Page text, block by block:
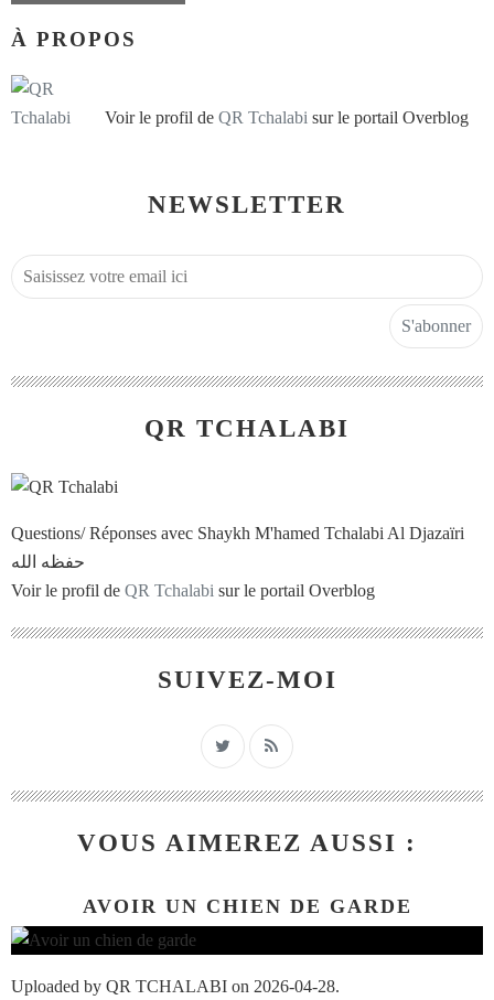
À PROPOS
Voir le profil de QR Tchalabi sur le portail Overblog
NEWSLETTER
QR TCHALABI
Questions/ Réponses avec Shaykh M'hamed Tchalabi Al Djazaïri
حفظه الله
Voir le profil de QR Tchalabi sur le portail Overblog
SUIVEZ-MOI
VOUS AIMEREZ AUSSI :
AVOIR UN CHIEN DE GARDE
Uploaded by QR TCHALABI on 2026-04-28.